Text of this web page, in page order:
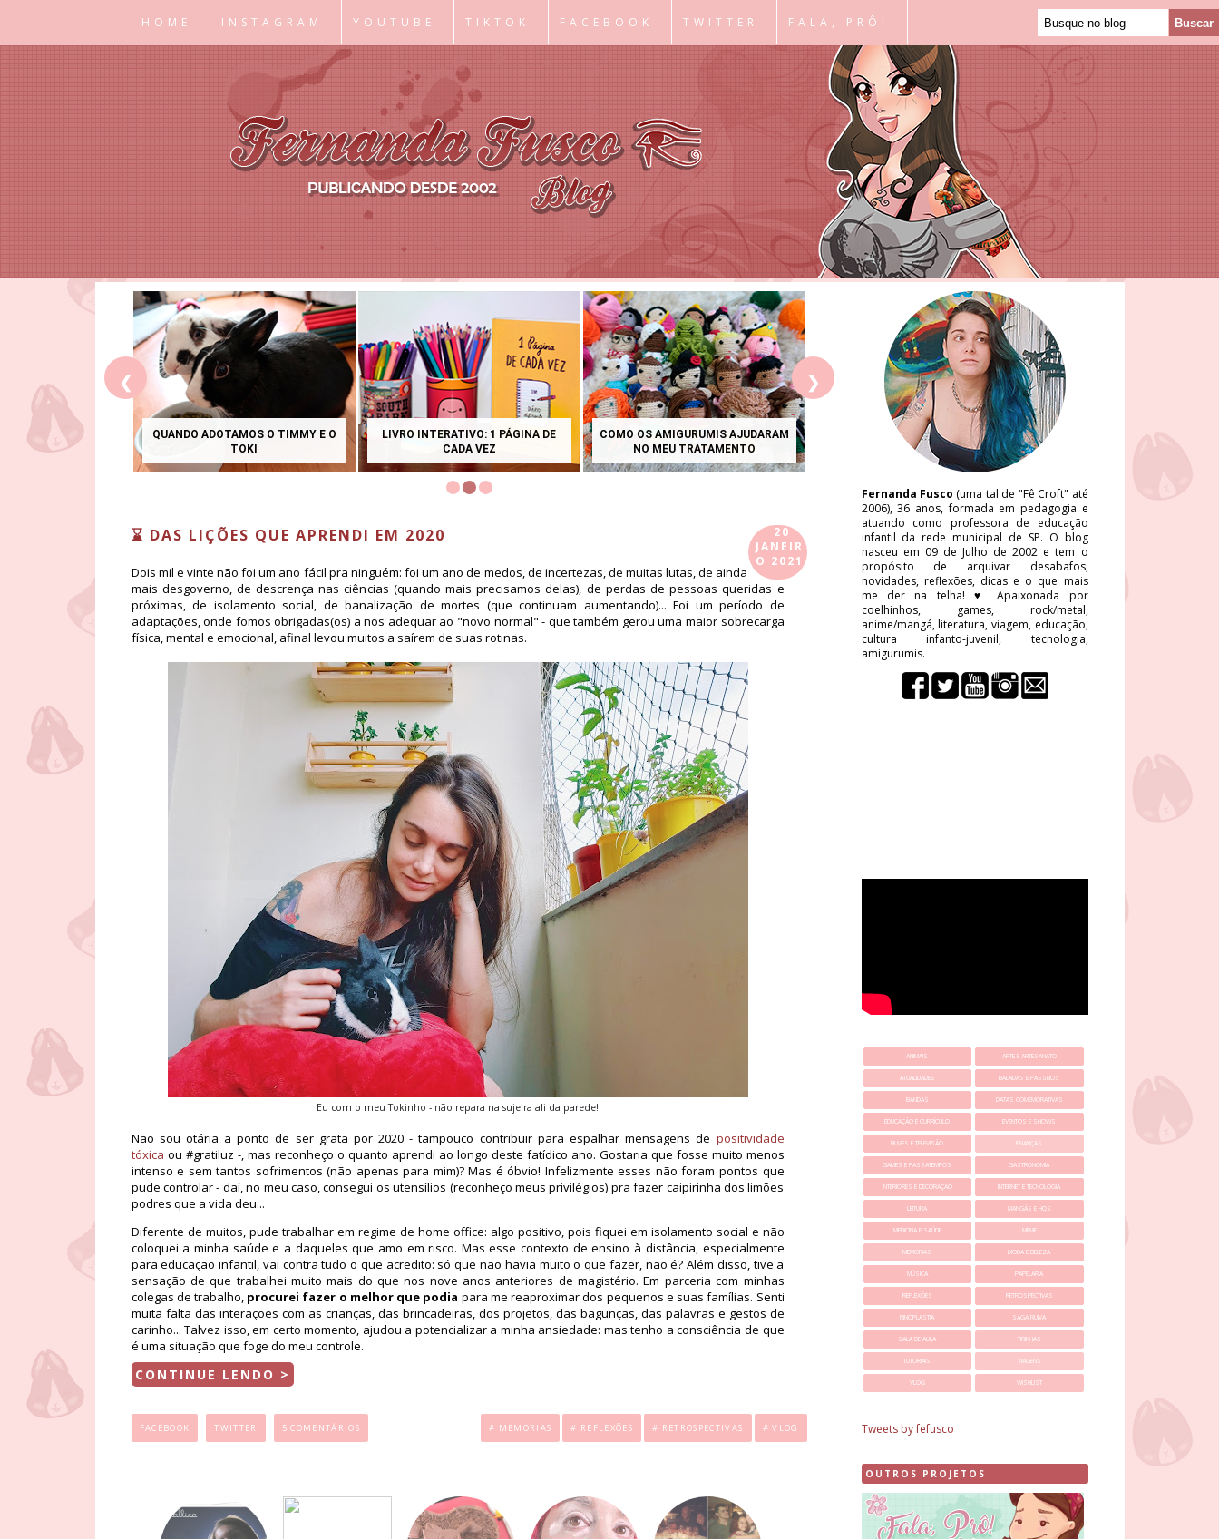
HOME INSTAGRAM YOUTUBE TIKTOK FACEBOOK TWITTER FALA, PRÔ!
QUANDO ADOTAMOS O TIMMY E O
TOKI
LIVRO INTERATIVO: 1 PÁGINA DE
CADA VEZ
COMO OS AMIGURUMIS AJUDARAM
NO MEU TRATAMENTO
❮ ❯
20
JANEIR
O 2021
⌛ DAS LIÇÕES QUE APRENDI EM 2020
Dois mil e vinte não foi um ano fácil pra ninguém: foi um ano de medos, de incertezas, de muitas lutas, de ainda
mais desgoverno, de descrença nas ciências (quando mais precisamos delas), de perdas de pessoas queridas e
próximas, de isolamento social, de banalização de mortes (que continuam aumentando)... Foi um período de
adaptações, onde fomos obrigadas(os) a nos adequar ao "novo normal" - que também gerou uma maior sobrecarga
física, mental e emocional, afinal levou muitos a saírem de suas rotinas.
Eu com o meu Tokinho - não repara na sujeira ali da parede!
Não sou otária a ponto de ser grata por 2020 - tampouco contribuir para espalhar mensagens de positividade
tóxica ou #gratiluz -, mas reconheço o quanto aprendi ao longo deste fatídico ano. Gostaria que fosse muito menos
intenso e sem tantos sofrimentos (não apenas para mim)? Mas é óbvio! Infelizmente esses não foram pontos que
pude controlar - daí, no meu caso, consegui os utensílios (reconheço meus privilégios) pra fazer caipirinha dos limões
podres que a vida deu...
Diferente de muitos, pude trabalhar em regime de home office: algo positivo, pois fiquei em isolamento social e não
coloquei a minha saúde e a daqueles que amo em risco. Mas esse contexto de ensino à distância, especialmente
para educação infantil, vai contra tudo o que acredito: só que não havia muito o que fazer, não é? Além disso, tive a
sensação de que trabalhei muito mais do que nos nove anos anteriores de magistério. Em parceria com minhas
colegas de trabalho, procurei fazer o melhor que podia para me reaproximar dos pequenos e suas famílias. Senti
muita falta das interações com as crianças, das brincadeiras, dos projetos, das bagunças, das palavras e gestos de
carinho... Talvez isso, em certo momento, ajudou a potencializar a minha ansiedade: mas tenho a consciência de que
é uma situação que foge do meu controle.
CONTINUE LENDO >
...
FACEBOOK TWITTER 5 COMENTÁRIOS # MEMORIAS # REFLEXÕES # RETROSPECTIVAS # VLOG
Fernanda Fusco (uma tal de "Fê Croft" até
2006), 36 anos, formada em pedagogia e
atuando como professora de educação
infantil da rede municipal de SP. O blog
nasceu em 09 de Julho de 2002 e tem o
propósito de arquivar desabafos,
novidades, reflexões, dicas e o que mais
me der na telha! ♥ Apaixonada por
coelhinhos, games, rock/metal,
anime/mangá, literatura, viagem, educação,
cultura infanto-juvenil, tecnologia,
amigurumis.
ANIMAIS ARTE E ARTESANATO
ATUALIDADES BALADAS E PASSEIOS
BANDAS DATAS COMEMORATIVAS
EDUCAÇÃO E CURRÍCULO EVENTOS E SHOWS
FILMES E TELEVISÃO FINANÇAS
GAMES E PASSATEMPOS GASTRONOMIA
INTERIORES E DECORAÇÃO INTERNET E TECNOLOGIA
LEITURA MANGÁS E HQS
MEDICINA E SAÚDE MEME
MEMORIAS MODA E BELEZA
MÚSICA PAPELARIA
REFLEXÕES RETROSPECTIVAS
RINOPLASTIA SAGA RUIVA
SALA DE AULA TIRINHAS
TUTORIAIS VIAGENS
VLOG WISHLIST
Tweets by fefusco
OUTROS PROJETOS